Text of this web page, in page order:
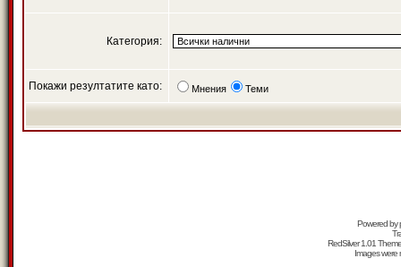
Категория:
Покажи резултатите като: Мнения Теми
Powered by
RedSilver 1.01
Images were